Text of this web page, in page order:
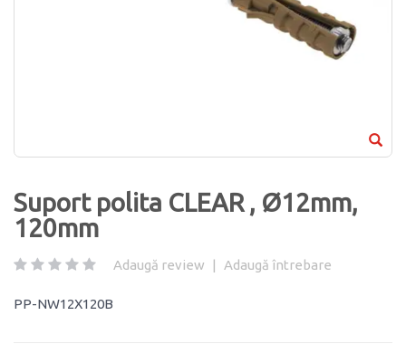
Suport polita CLEAR , Ø12mm,
120mm
Adaugă review | Adaugă întrebare
PP-NW12X120B